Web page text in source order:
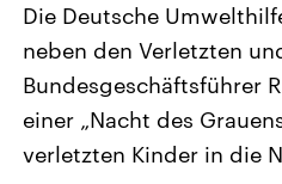
Die Deutsche
neben den Verletzten
Bundesgeschäftsführer
einer „Nacht des
verletzten Kinder in die